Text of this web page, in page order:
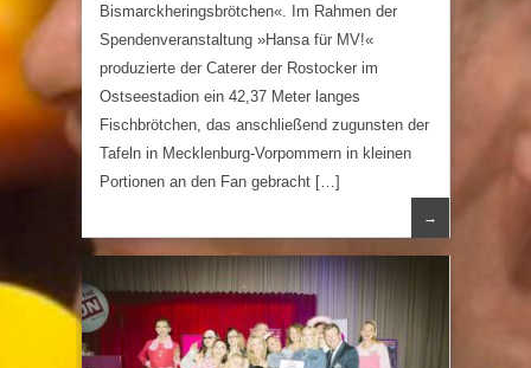
Bismarckheringsbrötchen«. Im Rahmen der
Spendenveranstaltung »Hansa für MV!«
produzierte der Caterer der Rostocker im
Ostseestadion ein 42,37 Meter langes
Fischbrötchen, das anschließend zugunsten der
Tafeln in Mecklenburg-Vorpommern in kleinen
Portionen an den Fan gebracht […]
→